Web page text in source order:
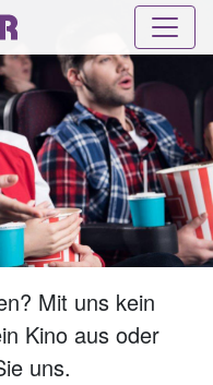
Mit uns kein
Kino aus oder
uns.